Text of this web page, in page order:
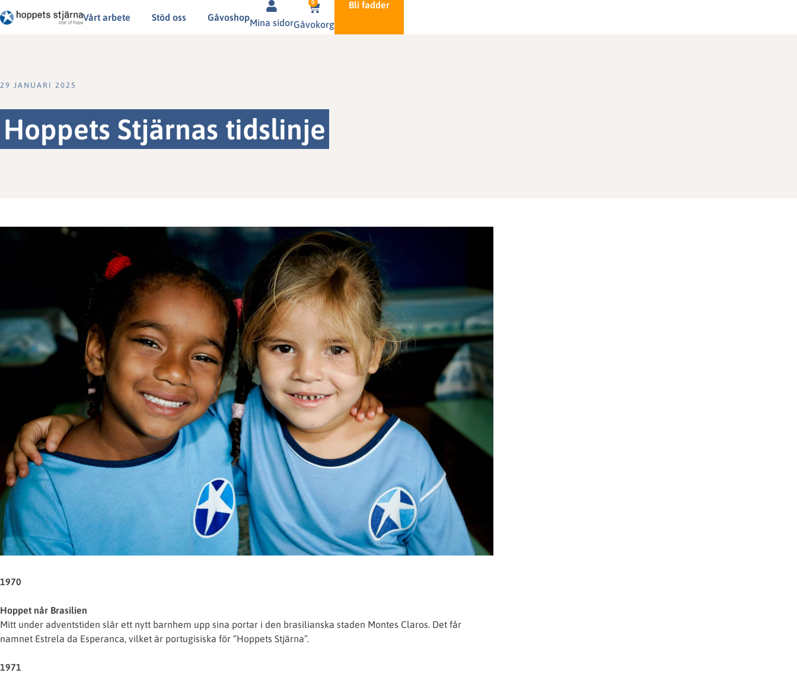
Vårt arbete Stöd oss Gåvoshop
Mina sidor
0
Gåvokorg
Bli fadder
29 JANUARI 2025
Hoppets Stjärnas tidslinje
1970
Hoppet når Brasilien
Mitt under adventstiden slår ett nytt barnhem upp sina portar i den brasilianska staden Montes Claros. Det får
namnet Estrela da Esperanca, vilket är portugisiska för ”Hoppets Stjärna”.
1971